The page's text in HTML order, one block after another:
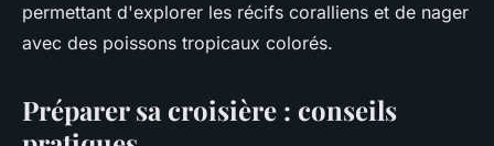
permettant d'explorer les récifs coralliens et de nager
avec des poissons tropicaux colorés.
Préparer sa croisière : conseils